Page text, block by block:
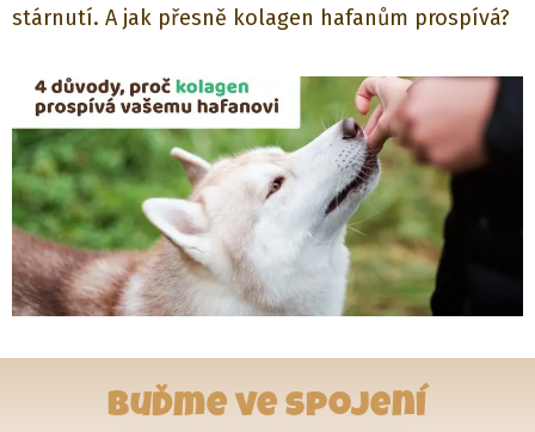
stárnutí. A jak přesně kolagen hafanům prospívá?
Buďme ve spojení